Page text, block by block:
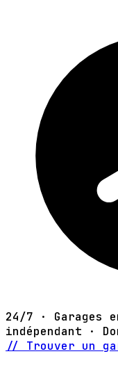
24/7 · Garages
indépendant ·
// Trouver un